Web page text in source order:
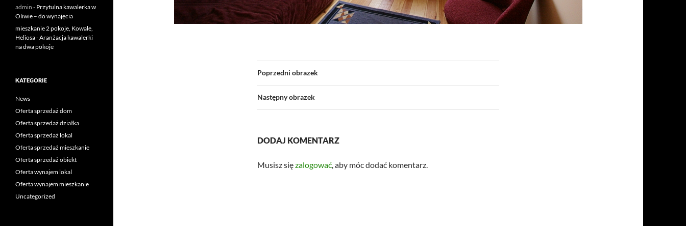
Poprzedni obrazek
Następny obrazek
DODAJ KOMENTARZ
Musisz sięzalogować, aby móc dodać komentarz.
admin - Przytulna kawalerka w
Oliwie – do wynajęcia
mieszkanie 2 pokoje, Kowale,
Heliosa-Aranżacja kawalerki
na dwa pokoje
KATEGORIE
News
Oferta sprzedaż dom
Oferta sprzedaż działka
Oferta sprzedaż lokal
Oferta sprzedaż mieszkanie
Oferta sprzedaż obiekt
Oferta wynajem lokal
Oferta wynajem mieszkanie
Uncategorized